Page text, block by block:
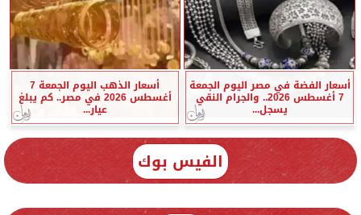
أسعار الفضة في مصر اليوم الجمعة
7 أغسطس 2026.. والجرام النقي
يسجل...
أسعار الذهب اليوم الجمعة 7
أغسطس 2026 في مصر.. كم يبلغ
عيار...
الفيس بوك